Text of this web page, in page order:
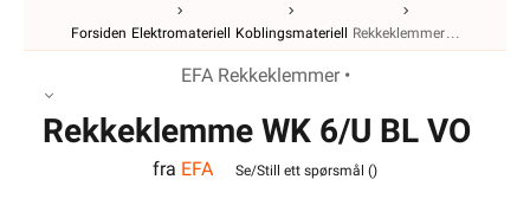
Forsiden Elektromateriell Koblingsmateriell Rekkeklemmer
EFA Rekkeklemmer •
Rekkeklemme WK 6/U BL VO
fra EFA Se/Still ett spørsmål ()